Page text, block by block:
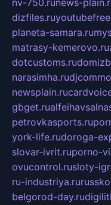
nv-750.runews-
dizfiles.ru
planeta-samara.ru
matrasy-kemerovo.ru
dotcustoms.ru
narasimha.ru
newsplain.ru
gbget.ru
petrovkasports.ru
york-life.rudoroga-
slovar-ivrit.ruporno-
ovucontrol.rusloty-
ru-industriya.ru
belgorod-day.ru